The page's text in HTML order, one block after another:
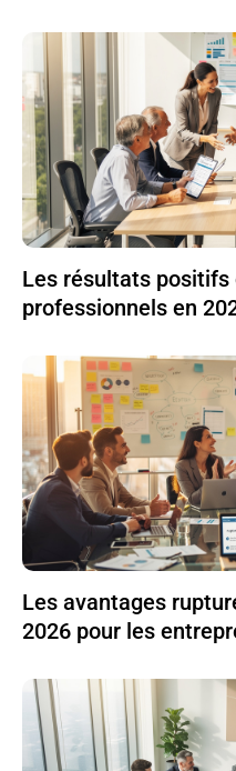
Les résultats
professionnels en
Les avantages
2026 pour les